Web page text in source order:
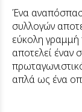
Ένα
συλλογών
εύκολη
αποτελεί έναν
απλά ως ένα